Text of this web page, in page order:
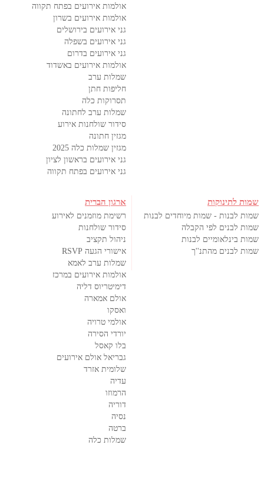
אולמות אירועים בפתח תקווה
אולמות אירועים בשרון
גני אירועים בירושלים
גני אירועים בשפלה
גני אירועים בדרום
אולמות אירועים באשדוד
שמלות ערב
חליפות חתן
תסרוקות כלה
שמלות ערב לחתונה
סידור שולחנות אירוע
מגזין חתונה
מגזין שמלות כלה 2025
גני אירועים בראשון לציון
גני אירועים בפתח תקווה
שמות לתינוקות
שמות לבנות - שמות מיוחדים לבנות
שמות לבנים לפי הקבלה
שמות בינלאומיים לבנות
שמות לבנים מהתנ''ך
ארגון הברית
רשימת מוזמנים לאירוע
סידור שולחנות
ניהול תקציב
אישורי הגעה RSVP
שמלות ערב לאמא
אולמות אירועים במרכז
דימיטריוס דליה
אולם אמארה
ואסקו
אולמי טרויה
יורדי הסירה
בלו קאסל
גבריאל אולם אירועים
שלומית אזרד
עדיה
הרמוזו
דוריה
נסיה
ברטה
שמלות כלה